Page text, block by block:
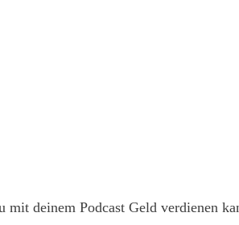
deinem Podcast Geld verdienen